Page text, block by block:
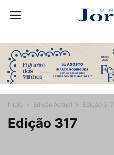
Início Edição Actual Edição 317
Edição 317